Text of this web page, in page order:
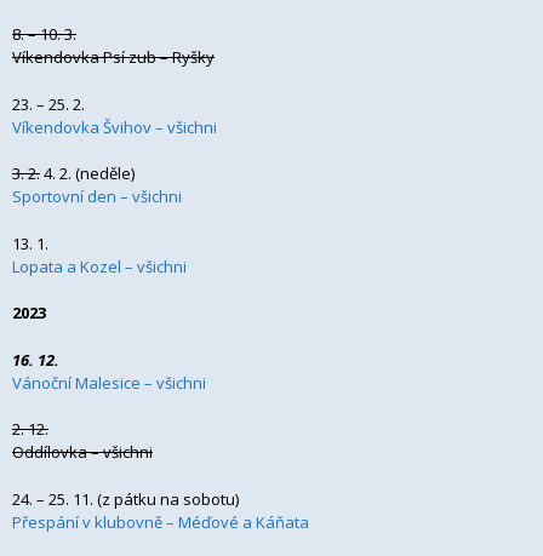
8. – 10. 3.
Víkendovka Psí zub – Ryšky
23. – 25. 2.
Víkendovka Švihov – všichni
3. 2.4. 2. (neděle)
Sportovní den – všichni
13. 1.
Lopata a Kozel – všichni
2023
16. 12.
Vánoční Malesice – všichni
2. 12.
Oddílovka – všichni
24. – 25. 11. (z pátku na sobotu)
Přespání v klubovně – Méďové a Káňata